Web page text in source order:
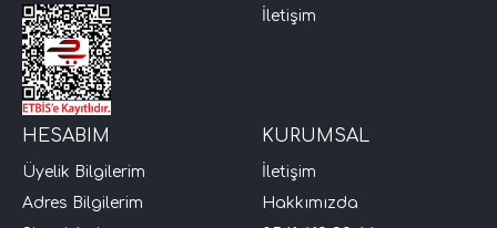
İletişim
HESABIM
Üyelik Bilgilerim
Adres Bilgilerim
KURUMSAL
İletişim
Hakkımızda